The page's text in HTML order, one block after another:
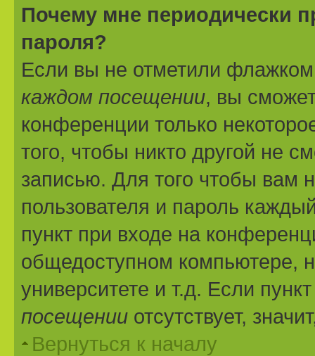
Почему мне периодически
пароля?
Если вы не отметили
каждом посещении, вы
конференции только
того, чтобы никто другой не
записью. Для того чтобы вам
пользователя и пароль
пункт при входе на
общедоступном компьютере,
университете и т.д. Если
посещении отсутствует,
Вернуться к началу